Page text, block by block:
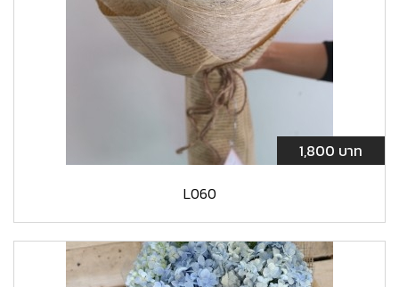
1,800 บาท
L060